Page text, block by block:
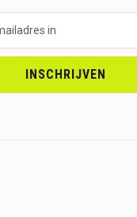
INSCHRIJVEN